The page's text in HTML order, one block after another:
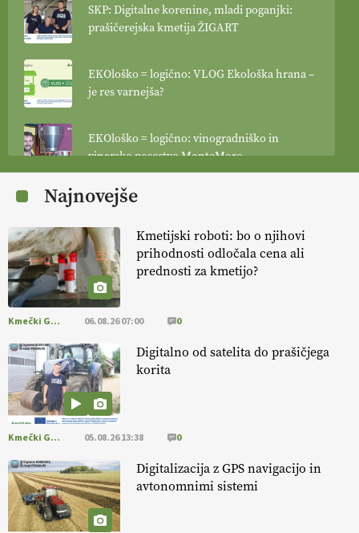
SKP: Digitalne korenine, mladi poganjki:
prašičerejska kmetija ŽIGART
EKOloško = logično: VLOG Ekološka hrana –
je res varnejša?
EKOloško = logično: vinogradniško in
vinarsko posestvo MonteMoro
EKOloško = logično: ekološka kmetija
EKOloško = logično: ekološka kmetija
HOMAR
EKOloško = logično: VLOG Ekološko
kmetijstvo brez škropljenja?
EKOloško = logično: ekološka kmetija
ALTENBAHER
EKOloško = logično: ekološko oljarstvo
MORGAN
EKOloško = logično: ekološka kmetija
Najnovejše
Kmetijski roboti: bo o njihovi
prihodnosti odločala cena ali
prednosti za kmetijo?
Kmečki Glas 06.08.26 07:00 0
Digitalno od satelita do prašičjega
korita
Kmečki Glas 05.08.26 13:38 0
Digitalizacija z GPS navigacijo in
avtonomnimi sistemi